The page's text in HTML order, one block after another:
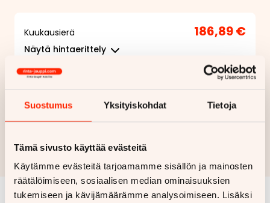
Suostumus Yksityiskohdat Tietoja
Tämä sivusto käyttää evästeitä
Käytämme evästeitä tarjoamamme sisällön ja mainosten
räätälöimiseen, sosiaalisen median ominaisuuksien
tukemiseen ja kävijämäärämme analysoimiseen. Lisäksi
Kuukausierä 186,89 €
Näytä hintaerittely
Hae rahoitustarjous
Rahoituslaskelma on suuntaa antava ja edellyttää hyväksytyn